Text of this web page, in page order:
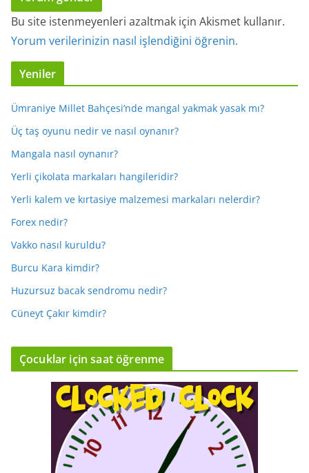
Bu site istenmeyenleri azaltmak için Akismet kullanır.
Yorum verilerinizin nasıl işlendiğini öğrenin.
Yeniler
Ümraniye Millet Bahçesi’nde mangal yakmak yasak mı?
Üç taş oyunu nedir ve nasıl oynanır?
Mangala nasıl oynanır?
Yerli çikolata markaları hangileridir?
Yerli kalem ve kırtasiye malzemesi markaları nelerdir?
Forex nedir?
Vakko nasıl kuruldu?
Burcu Kara kimdir?
Huzursuz bacak sendromu nedir?
Cüneyt Çakır kimdir?
Çocuklar için saat öğrenme